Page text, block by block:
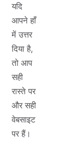
यदि
आपने हाँ
में उत्तर
दिया है,
तो आप
सही
रास्ते पर
और सही
वेबसाइट
पर हैं।